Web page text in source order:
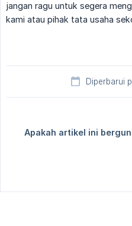
jangan ragu untuk segera
kami atau pihak tata usaha
Diperbarui
Apakah artikel ini